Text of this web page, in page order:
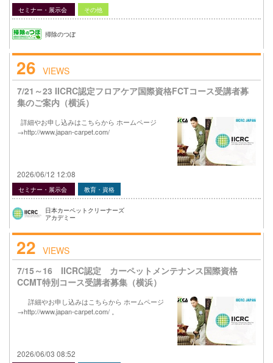
セミナー・展示会 その他
掃除のつぼ
26 VIEWS
7/21～23 IICRC認定フロアケア国際資格FCTコース受講者募
集のご案内（横浜）
詳細やお申し込みはこちらから ホームページ
→http://www.japan-carpet.com/
2026/06/12 12:08
セミナー・展示会 教育・資格
日本カーペットクリーナーズ
アカデミー
22 VIEWS
7/15～16 IICRC認定 カーペットメンテナンス国際資格
CCMT特別コース受講者募集（横浜）
詳細やお申し込みはこちらから ホームページ
→http://www.japan-carpet.com/ 。
2026/06/03 08:52